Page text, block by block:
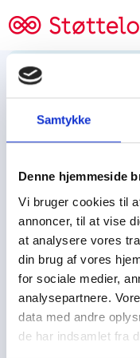
Samtykke
Denne hjemmeside
Vi bruger cookies til
annoncer, til at vise
at analysere vores
din brug af vores
for sociale medier,
analysepartnere.
data med andre
de har indsamlet fra